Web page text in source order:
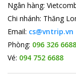
Ngân hàng:
Chi nhánh: Thăng
Email: cs@vntrip.vn
Phòng: 096 326 6688
Vé: 094 752 6688